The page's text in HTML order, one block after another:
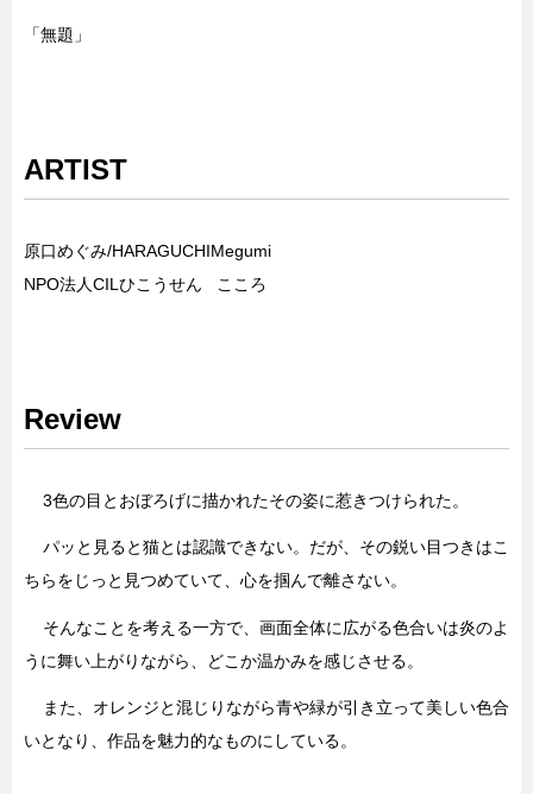
「無題」
ARTIST
原口めぐみ/HARAGUCHIMegumi
NPO法人CILひこうせん こころ
Review
3色の目とおぼろげに描かれたその姿に惹きつけられた。
パッと見ると猫とは認識できない。だが、その鋭い目つきはこ
ちらをじっと見つめていて、心を掴んで離さない。
そんなことを考える一方で、画面全体に広がる色合いは炎のよ
うに舞い上がりながら、どこか温かみを感じさせる。
また、オレンジと混じりながら青や緑が引き立って美しい色合
いとなり、作品を魅力的なものにしている。